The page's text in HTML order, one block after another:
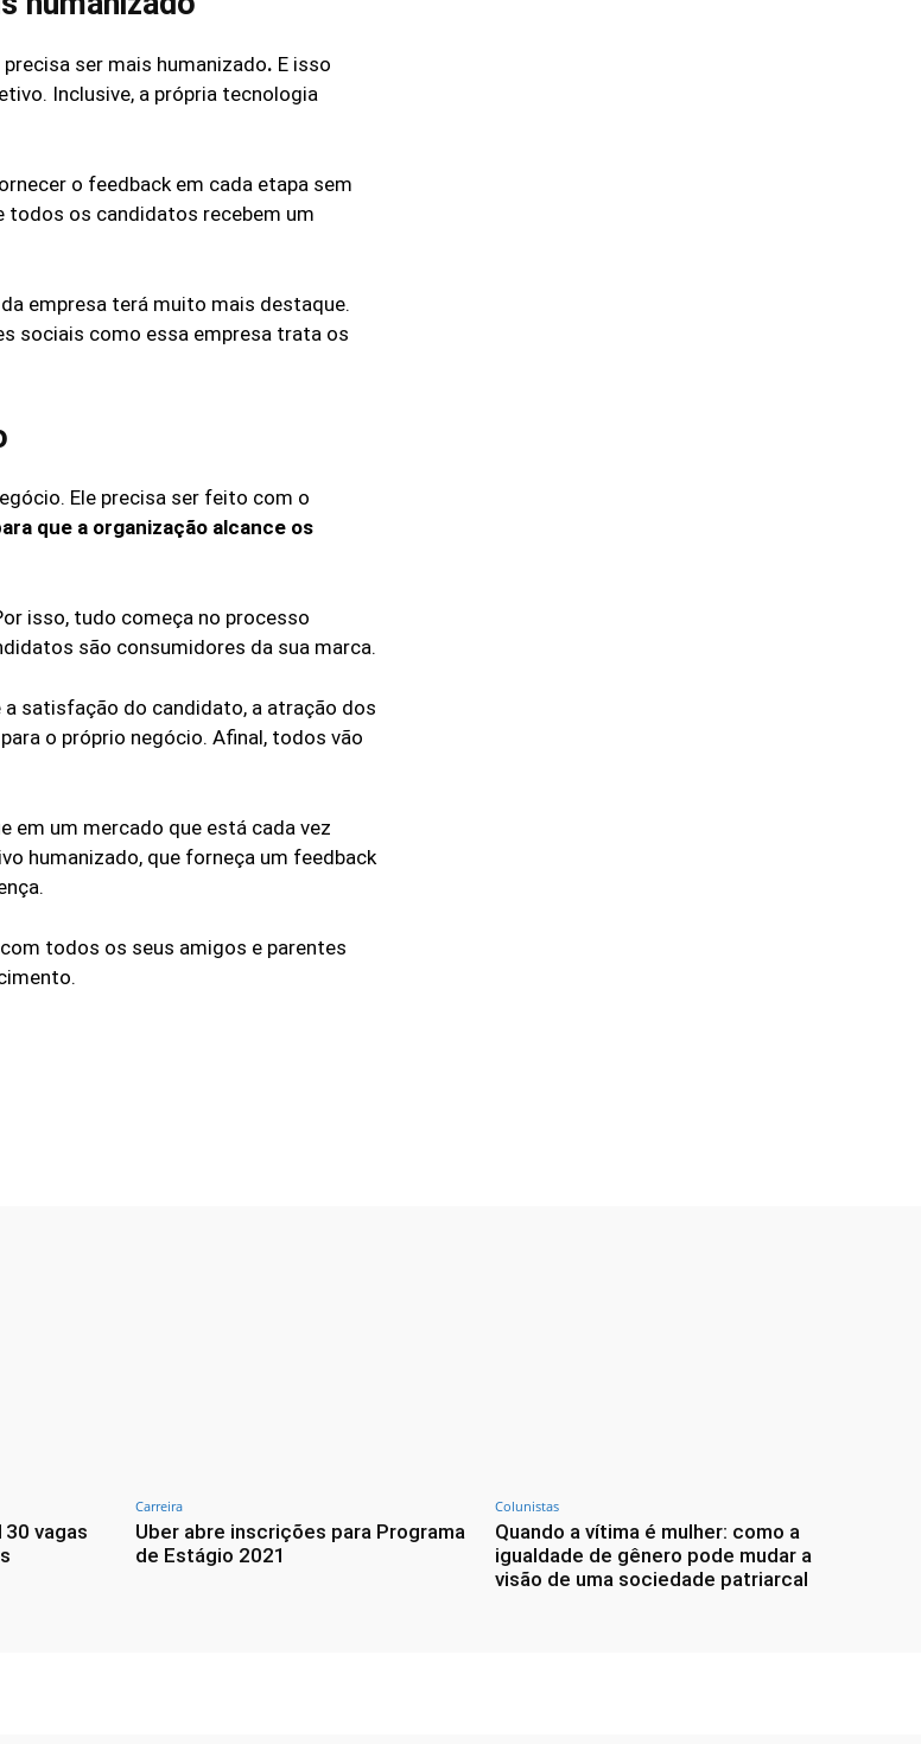
ser mais humanizado. E isso
Inclusive, a própria tecnologia
o feedback em cada etapa sem
todos os candidatos recebem um
empresa terá muito mais destaque.
sociais como essa empresa trata os
Ele precisa ser feito com o
que a organização alcance os
isso, tudo começa no processo
são consumidores da sua marca.
satisfação do candidato, a atração dos
o próprio negócio. Afinal, todos vão
em um mercado que está cada vez
humanizado, que forneça um feedback
todos os seus amigos e parentes
vagas
Carreira
Uber abre inscrições para Programa
de Estágio 2021
Colunistas
Quando a vítima é mulher: como a
igualdade de gênero pode mudar a
visão de uma sociedade patriarcal